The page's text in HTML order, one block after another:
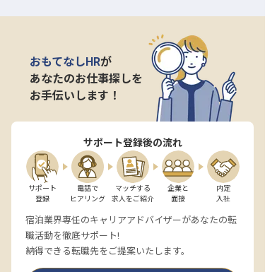
おもてなしHRが
あなたのお仕事探しを
お手伝いします！
サポート登録後の流れ
サポート
登録
電話で
ヒアリング
マッチする
求人をご紹介
企業と
面接
内定
入社
宿泊業界専任のキャリアアドバイザーがあなたの転
職活動を徹底サポート!
納得できる転職先をご提案いたします。